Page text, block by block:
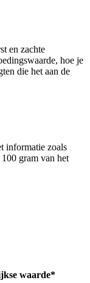
en zachte
hoe je
die het aan de
informatie zoals
gram van het
waarde*